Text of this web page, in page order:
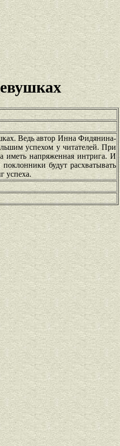
Ведь автор Инна Фидянина-
успехом у читателей. При
иметь напряженная интрига. И
будут расхватывать
успеха.